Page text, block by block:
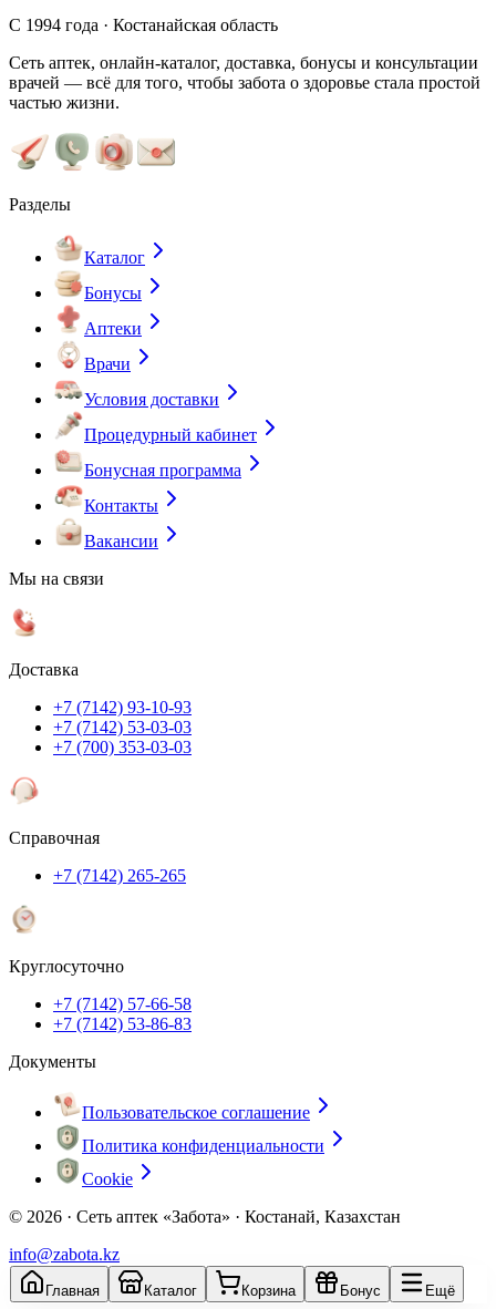
С 1994 года · Костанайская область
Сеть аптек, онлайн-каталог, доставка, бонусы и консультации
врачей — всё для того, чтобы забота о здоровье стала простой
частью жизни.
Разделы
Каталог
Бонусы
Аптеки
Врачи
Условия доставки
Процедурный кабинет
Бонусная программа
Контакты
Вакансии
Мы на связи
Доставка
+7 (7142) 93-10-93
+7 (7142) 53-03-03
+7 (700) 353-03-03
Справочная
+7 (7142) 265-265
Круглосуточно
+7 (7142) 57-66-58
+7 (7142) 53-86-83
Документы
Пользовательское соглашение
Политика конфиденциальности
Cookie
© 2026 · Сеть аптек «Забота» · Костанай, Казахстан
info@zabota.kz
Главная Каталог Корзина Бонус Ещё